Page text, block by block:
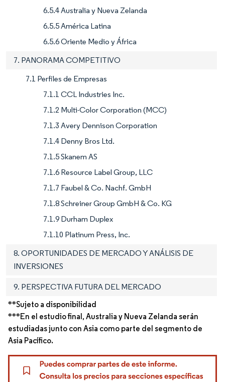
6.5.4 Australia y Nueva Zelanda
6.5.5 América Latina
6.5.6 Oriente Medio y África
7. PANORAMA COMPETITIVO
7.1 Perfiles de Empresas
7.1.1 CCL Industries Inc.
7.1.2 Multi-Color Corporation (MCC)
7.1.3 Avery Dennison Corporation
7.1.4 Denny Bros Ltd.
7.1.5 Skanem AS
7.1.6 Resource Label Group, LLC
7.1.7 Faubel & Co. Nachf. GmbH
7.1.8 Schreiner Group GmbH & Co. KG
7.1.9 Durham Duplex
7.1.10 Platinum Press, Inc.
8. OPORTUNIDADES DE MERCADO Y ANÁLISIS DE
INVERSIONES
9. PERSPECTIVA FUTURA DEL MERCADO
**Sujeto a disponibilidad
***En el estudio final, Australia y Nueva Zelanda serán
estudiadas junto con Asia como parte del segmento de
Asia Pacífico.